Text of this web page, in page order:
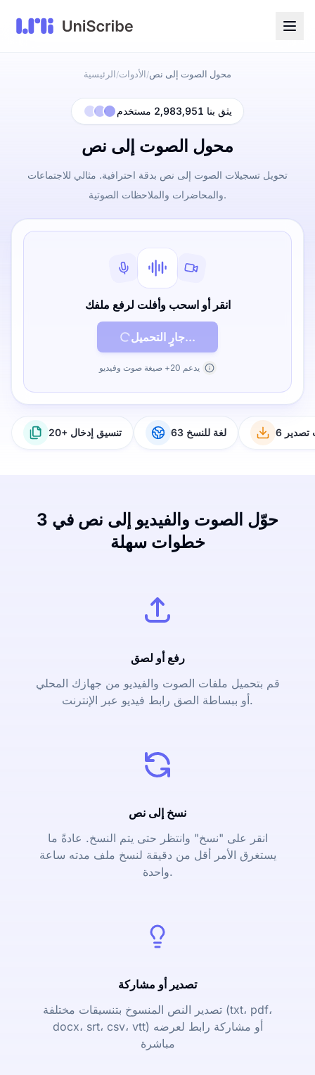
الرئيسية/الأدوات/محول الصوت إلى نص
يثق بنا 2,983,951 مستخدم
محول الصوت إلى نص
تحويل تسجيلات الصوت إلى نص بدقة احترافية. مثالي للاجتماعات
والمحاضرات والملاحظات الصوتية.
انقر أو اسحب وأفلت لرفع ملفك
جارٍ التحميل...
يدعم 20+ صيغة صوت وفيديو
20+ تنسيق إدخال 63 لغة للنسخ تصدير
حوّل الصوت والفيديو إلى نص في 3
خطوات سهلة
رفع أو لصق
قم بتحميل ملفات الصوت والفيديو من جهازك المحلي
أو ببساطة الصق رابط فيديو عبر الإنترنت.
نسخ إلى نص
انقر على "نسخ" وانتظر حتى يتم النسخ. عادةً ما
يستغرق الأمر أقل من دقيقة لنسخ ملف مدته ساعة
واحدة.
تصدير أو مشاركة
تصدير النص المنسوخ بتنسيقات مختلفة (txt، pdf،
docx، srt، csv، vtt) أو مشاركة رابط لعرضه
مباشرة